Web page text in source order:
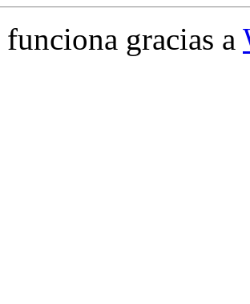
gracias a